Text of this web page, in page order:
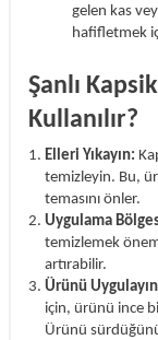
gelen kas
hafifletmek
Şanlı
Kullanılır?
Elleri Yıkayın:
temizleyin. Bu,
temasını önler.
Uygulama
temizlemek
artırabilir.
Ürünü
için, ürünü ince
Ürünü